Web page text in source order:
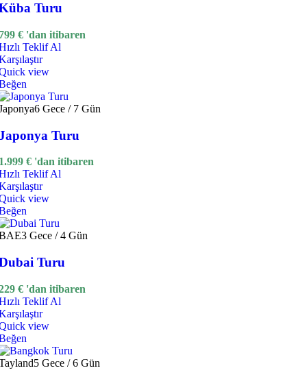
Turu
€ 'dan itibaren
Teklif Al
view
6 Gece / 7 Gün
Turu
€ 'dan itibaren
Teklif Al
view
3 Gece / 4 Gün
Turu
€ 'dan itibaren
Teklif Al
view
5 Gece / 6 Gün